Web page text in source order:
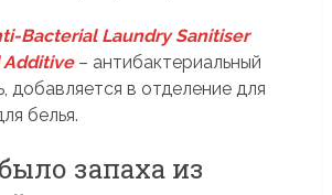
Bacterial Laundry Sanitiser
Additive – антибактериальный
добавляется в отделение для
белья.
запаха из